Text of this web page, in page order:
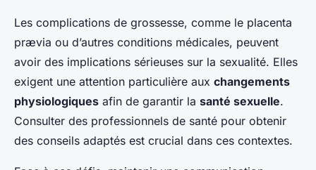
Les complications de grossesse, comme le placenta
prævia ou d’autres conditions médicales, peuvent
avoir des implications sérieuses sur la sexualité. Elles
exigent une attention particulière aux changements
physiologiques afin de garantir la santé sexuelle.
Consulter des professionnels de santé pour obtenir
des conseils adaptés est crucial dans ces contextes.